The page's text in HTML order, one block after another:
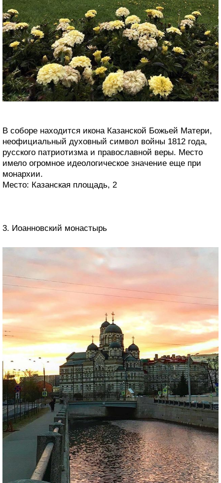
В соборе находится икона Казанской Божьей Матери,
неофициальный духовный символ войны 1812 года,
русского патриотизма и православной веры. Место
имело огромное идеологическое значение еще при
монархии.
Место: Казанская площадь, 2
3. Иоанновский монастырь